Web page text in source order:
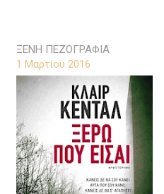
ΞΕΝΗ ΠΕΖΟΓΡΑΦΙΑ
1 Μαρτίου 2016